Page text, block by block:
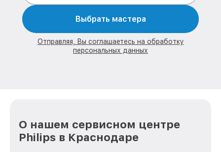
Выбрать мастера
Отправляя, Вы соглашаетесь на обработку
персональных данных
О нашем сервисном центре
Philips в Краснодаре